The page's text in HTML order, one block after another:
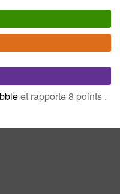
et rapporte 8 points .